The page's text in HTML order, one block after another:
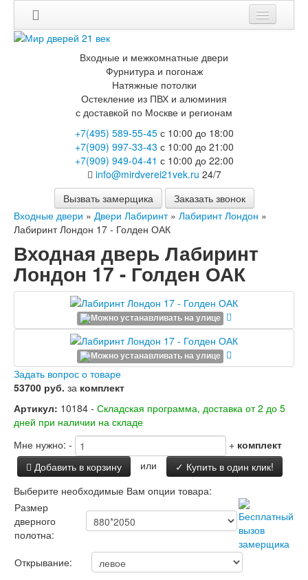
Мои заказы
Двери с терморазрывом для улицы
Противопожарные двери
Двери Бункер
Двери Лекс
Двери Рыцарь
Двери Термодор
Арктика
Монолит
Стайл
Термо
Термо Лацио
Флагман
Электрозамок Смарт
Заводские двери
Двери Лабиринт
Лабиринт Аляска Лайт
Лабиринт Арт
Лабиринт Атлантик
Лабиринт Бетон
Лабиринт Версаль
Лабиринт Гранд
Лабиринт Дверь двойная тамбурная под
заказ
Лабиринт Имперо
Лабиринт Иссида
Лабиринт Карбон
Лабиринт Кармина
Лабиринт Классик Шагрень
Лабиринт Кредор
Входные и межкомнатные двери
Фурнитура и погонаж
Натяжные потолки
Остекление из ПВХ и алюминия
с доставкой по Москве и регионам
+7(495) 589-55-45с 10:00 до 18:00
+7(909) 997-33-43 с 10:00 до 21:00
+7(909) 949-04-41 с 10:00 до 22:00
info@mirdverei21vek.ru 24/7
Вызвать замерщика
Заказать звонок
Входные двери » Двери Лабиринт» Лабиринт Лондон »
Лабиринт Лондон 17 - Голден ОАК
Входная дверь Лабиринт
Лондон 17 - Голден ОАК
Задать вопрос о товаре
53700 руб. за комплект
Артикул: 10184 - Складская программа, доставка от 2 до 5
дней при наличии на складе
Мне нужно: - + комплект
Добавить в корзину
или
✓ Купить в один клик!
Выберите необходимые Вам опции товара:
Размер
дверного
полотна:
Открывание: